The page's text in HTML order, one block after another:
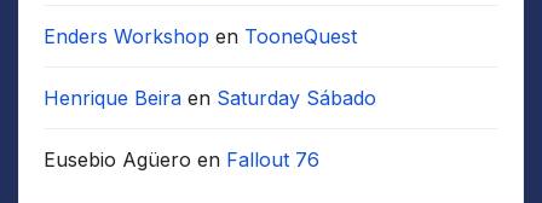
Enders Workshop en TooneQuest
Henrique Beira en Saturday Sábado
Eusebio Agüero en Fallout 76